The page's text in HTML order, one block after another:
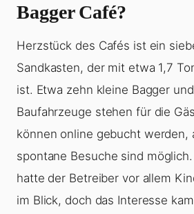
Bagger Café?
Herzstück des Cafés ist ein
Sandkasten, der mit etwa 1,7
ist. Etwa zehn kleine Bagger
Baufahrzeuge stehen für die
können online gebucht werden,
spontane Besuche sind
hatte der Betreiber vor allem
im Blick, doch das Interesse